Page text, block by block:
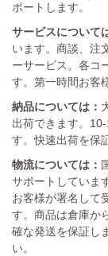
ポートします。
サービスについて
います。商談、注
ーサービス。各コ
す。第一時間お客
納品については：
出荷できます。
す。快速出荷を保
物流については：
サポートしていま
お客様が署名して
す。商品は倉庫か
確な発送を保証し
い。